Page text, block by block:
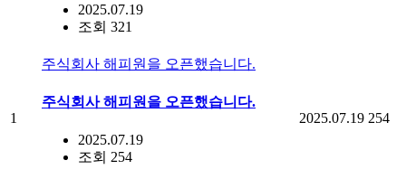
2025.07.19
조회 321
1
주식회사 해피원을 오픈했습니다.
주식회사 해피원을 오픈했습니다.
2025.07.19
조회 254
2025.07.19 254